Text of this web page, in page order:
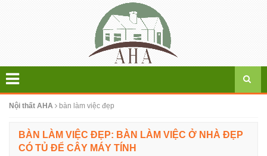
Nội thất AHA bàn làm việc đẹp
BÀN LÀM VIỆC ĐẸP: BÀN LÀM VIỆC Ở NHÀ ĐẸP
CÓ TỦ ĐỂ CÂY MÁY TÍNH